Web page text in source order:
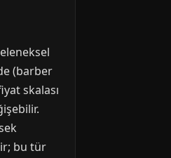
(barber
skalası
bu tür